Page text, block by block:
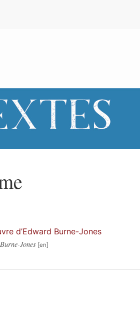
d’Edward Burne-Jones
Jones